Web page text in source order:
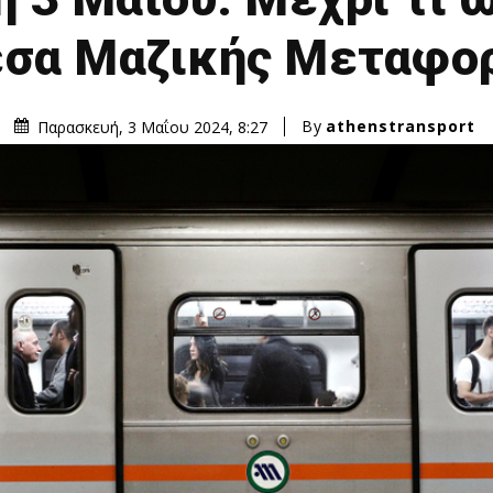
Μαζικής
Παρασκευή, 3 Μαΐου 2024, 8:27 By athenstransport